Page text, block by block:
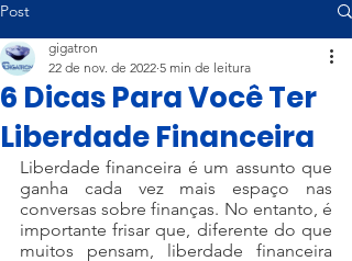
Post
6 Dicas Para Você Ter
Liberdade Financeira
gigatron
22 de nov. de 2022 5 min de leitura
Liberdade financeira é um assunto que
ganha cada vez mais espaço nas
conversas sobre finanças. No entanto, é
importante frisar que, diferente do que
muitos pensam, liberdade financeira